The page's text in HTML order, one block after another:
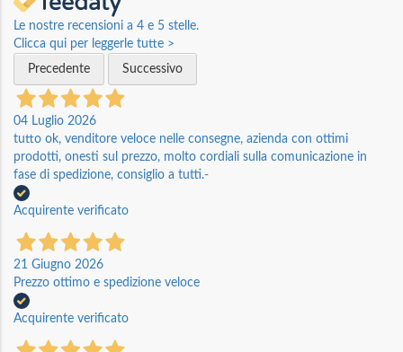
Le nostre recensioni a 4 e 5 stelle.
Clicca qui per leggerle tutte >
Precedente
Successivo
04 Luglio 2026
tutto ok, venditore veloce nelle consegne, azienda con ottimi
prodotti, onesti sul prezzo, molto cordiali sulla comunicazione in
fase di spedizione, consiglio a tutti.-
Acquirente verificato
21 Giugno 2026
Prezzo ottimo e spedizione veloce
Acquirente verificato